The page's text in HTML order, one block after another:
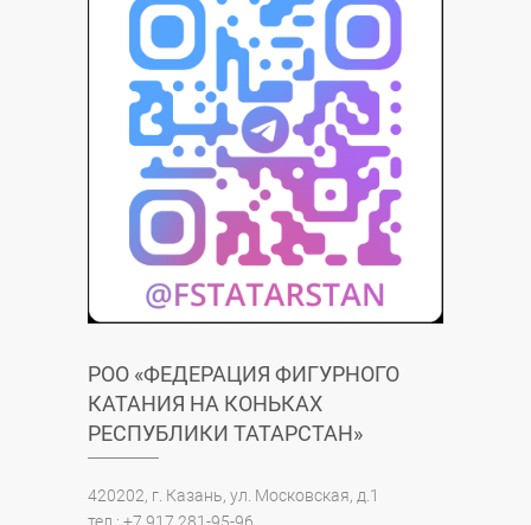
РОО «ФЕДЕРАЦИЯ ФИГУРНОГО
КАТАНИЯ НА КОНЬКАХ
РЕСПУБЛИКИ ТАТАРСТАН»
420202, г. Казань, ул. Московская, д.1